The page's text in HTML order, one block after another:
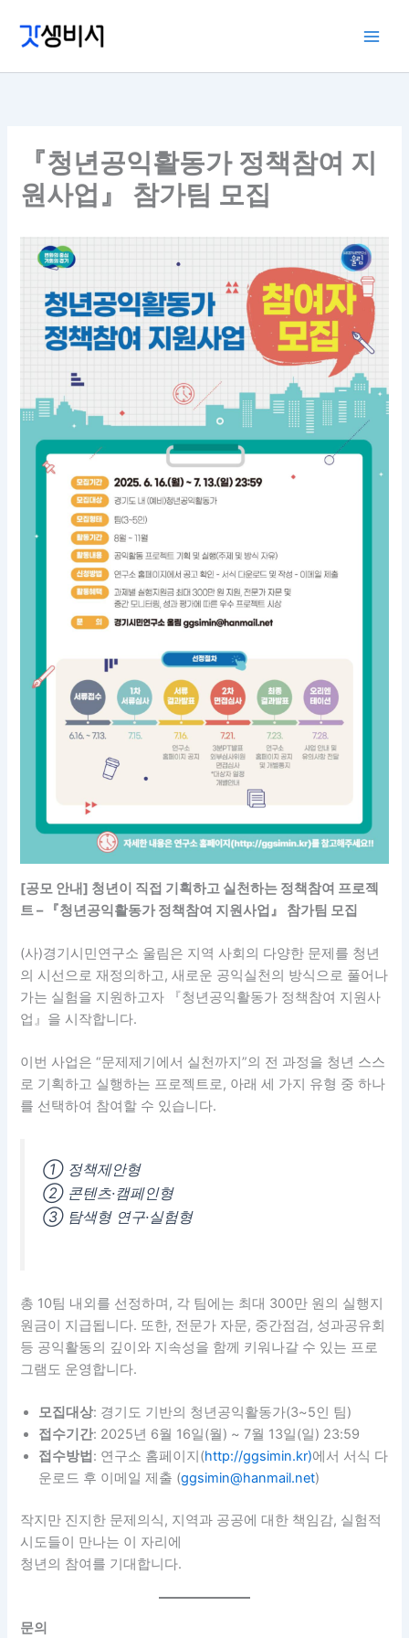
로
『청년공익활동가 정책참여 지
원사업』 참가팀 모집
[공모 안내] 청년이 직접 기획하고 실천하는 정책참여 프로젝
트 – 『청년공익활동가 정책참여 지원사업』 참가팀 모집
(사)경기시민연구소 울림은 지역 사회의 다양한 문제를 청년
의 시선으로 재정의하고, 새로운 공익실천의 방식으로 풀어나
가는 실험을 지원하고자 『청년공익활동가 정책참여 지원사
업』을 시작합니다.
이번 사업은 “문제제기에서 실천까지”의 전 과정을 청년 스스
로 기획하고 실행하는 프로젝트로, 아래 세 가지 유형 중 하나
를 선택하여 참여할 수 있습니다.
① 정책제안형
② 콘텐츠·캠페인형
③ 탐색형 연구·실험형
총 10팀 내외를 선정하며, 각 팀에는 최대 300만 원의 실행지
원금이 지급됩니다. 또한, 전문가 자문, 중간점검, 성과공유회
등 공익활동의 깊이와 지속성을 함께 키워나갈 수 있는 프로
그램도 운영합니다.
모집대상: 경기도 기반의 청년공익활동가(3~5인 팀)
접수기간: 2025년 6월 16일(월) ~ 7월 13일(일) 23:59
접수방법 : 연구소 홈페이지(http://ggsimin.kr)에서 서식 다
운로드 후 이메일 제출 (ggsimin@hanmail.net)
작지만 진지한 문제의식, 지역과 공공에 대한 책임감, 실험적
시도들이 만나는 이 자리에
청년의 참여를 기대합니다.
문의